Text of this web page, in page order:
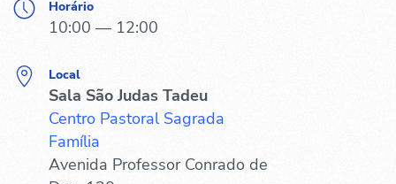
Horário
10:00 — 12:00
Local
Sala São Judas Tadeu
Centro Pastoral Sagrada
Família
Avenida Professor Conrado de